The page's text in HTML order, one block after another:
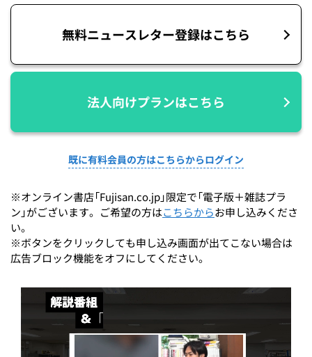
無料ニュースレター登録はこちら
法人向けプランはこちら
既に有料会員の方はこちらからログイン
※オンライン書店「Fujisan.co.jp」限定で「電子版＋雑誌プラ
ン」がございます。ご希望の方はこちらからお申し込みくださ
い。
※ボタンをクリックしても申し込み画面が出てこない場合は
広告ブロック機能をオフにしてください。